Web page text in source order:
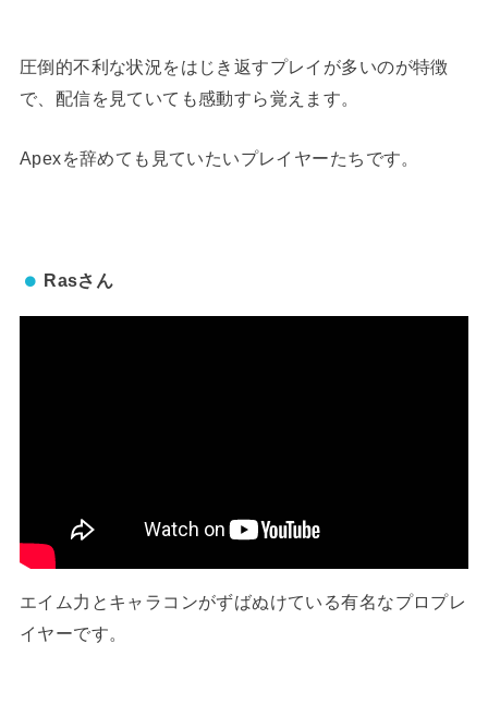
圧倒的不利な状況をはじき返すプレイが多いのが特徴
で、配信を見ていても感動すら覚えます。
Apexを辞めても見ていたいプレイヤーたちです。
Rasさん
エイム力とキャラコンがずばぬけている有名なプロプレ
イヤーです。